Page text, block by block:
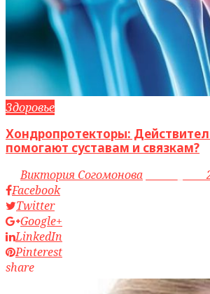
Здоровье
Хондропротекторы:
помогают суставам и связкам?
byВиктория Согомонова access_time
Facebook
Twitter
Google+
LinkedIn
Pinterest
share